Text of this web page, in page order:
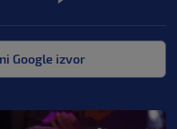
Google izvor